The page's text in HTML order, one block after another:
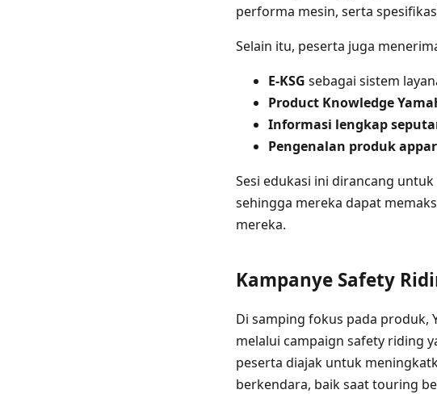
performa mesin, serta
Selain itu, peserta juga
E-KSG sebagai sistem
Product Knowledge
Informasi lengkap
Pengenalan produk
Sesi edukasi ini dirancang
sehingga mereka dapat
mereka.
Kampanye Safety
Di samping fokus pada produk,
melalui campaign safety riding
peserta diajak untuk
berkendara, baik saat touring